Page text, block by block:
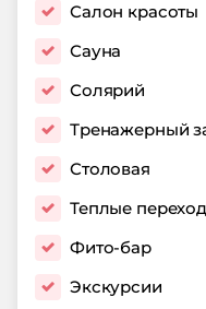
Салон красоты
Сауна
Солярий
Тренажерный
Столовая
Теплые
Фито-бар
Экскурсии